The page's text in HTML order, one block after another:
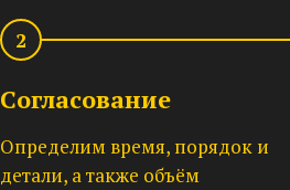
2
Согласование
Определим время, порядок и
детали, а также объём